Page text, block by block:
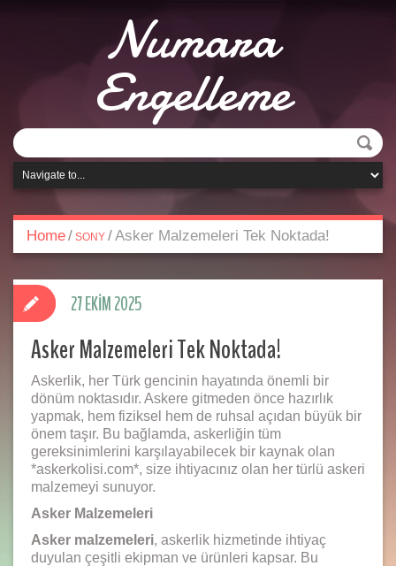
Numara
Engelleme
Home/ SONY /Asker Malzemeleri Tek Noktada!
Asker Malzemeleri Tek Noktada!
Askerlik, her Türk gencinin hayatında önemli bir
dönüm noktasıdır. Askere gitmeden önce hazırlık
yapmak, hem fiziksel hem de ruhsal açıdan büyük bir
önem taşır. Bu bağlamda, askerliğin tüm
gereksinimlerini karşılayabilecek bir kaynak olan
*askerkolisi.com*, size ihtiyacınız olan her türlü askeri
malzemeyi sunuyor.
Asker Malzemeleri
Asker malzemeleri, askerlik hizmetinde ihtiyaç
duyulan çeşitli ekipman ve ürünleri kapsar. Bu
27 EKIM 2025